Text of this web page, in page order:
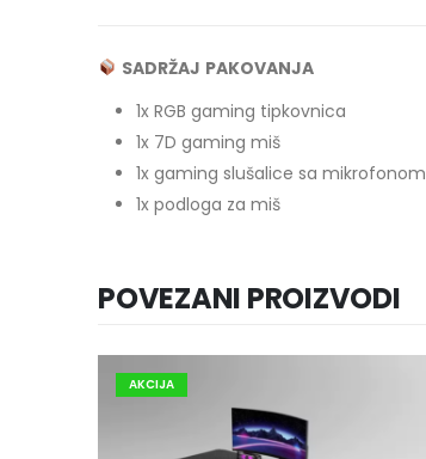
SADRŽAJ PAKOVANJA
1x RGB gaming tipkovnica
1x 7D gaming miš
1x gaming slušalice sa mikrofonom
1x podloga za miš
POVEZANI PROIZVODI
AKCIJA